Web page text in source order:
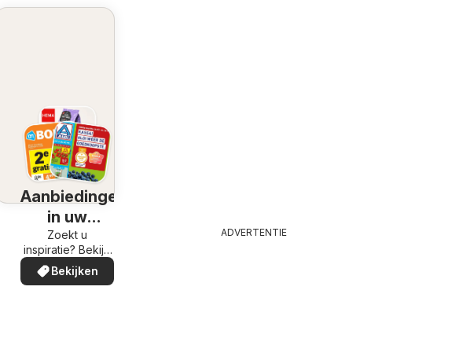
Aanbiedingen
in uw
omgeving
Zoekt u
inspiratie? Bekijk
de aanbiedingen
in uw buurt!
Bekijken
ADVERTENTIE